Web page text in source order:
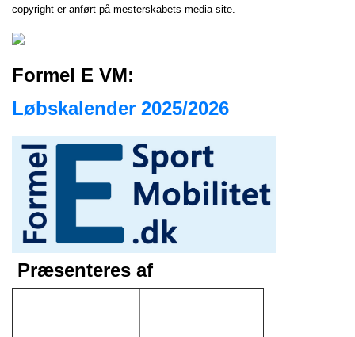
copyright er anført på mesterskabets media-site.
Formel E VM:
Løbskalender 2025/2026
Præsenteres af